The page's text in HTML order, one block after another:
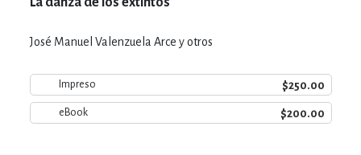
José Manuel Valenzuela Arce y otros
Impreso $250.00
eBook $200.00